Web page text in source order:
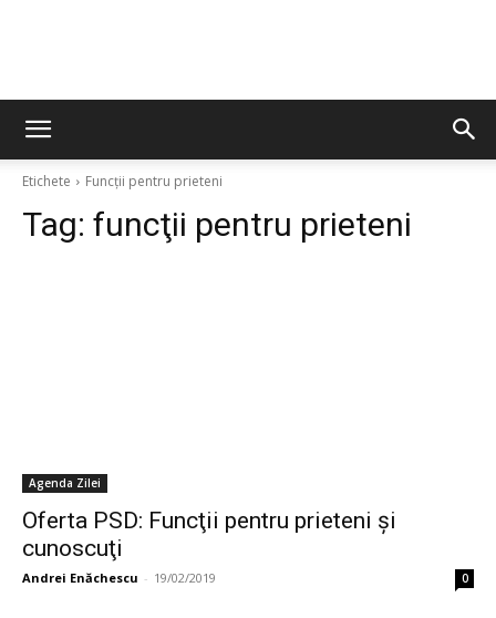
Etichete Funcţii pentru prieteni
Tag: funcţii pentru prieteni
Agenda Zilei
Oferta PSD: Funcţii pentru prieteni şi
cunoscuţi
Andrei Enăchescu - 19/02/2019 0